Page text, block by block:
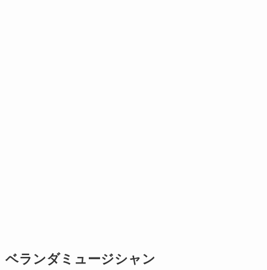
ベランダミュージシャン